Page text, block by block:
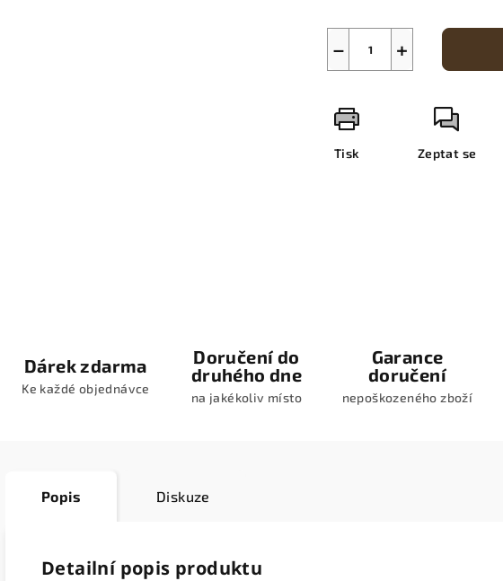
+
−
Tisk Zeptat se
Dárek zdarma
Ke každé objednávce
Doručení do
druhého dne
na jakékoliv místo
Garance
doručení
nepoškozeného zboží
Popis Diskuze
Detailní popis produktu